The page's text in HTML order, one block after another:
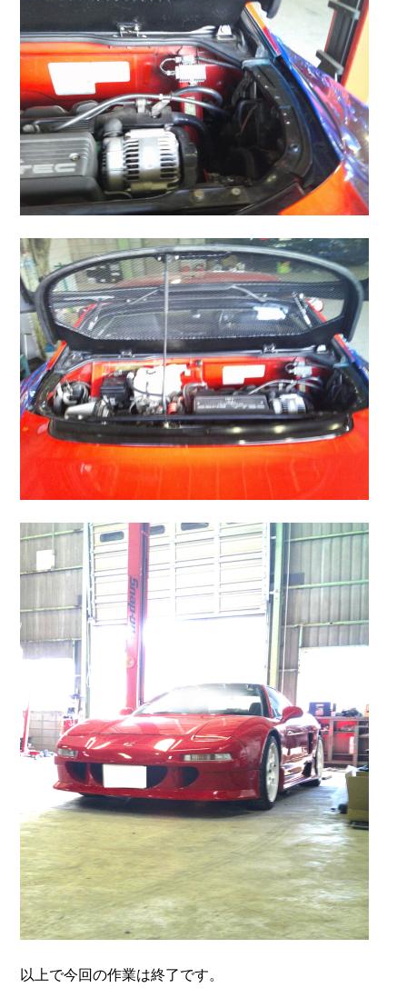
以上で今回の作業は終了です。